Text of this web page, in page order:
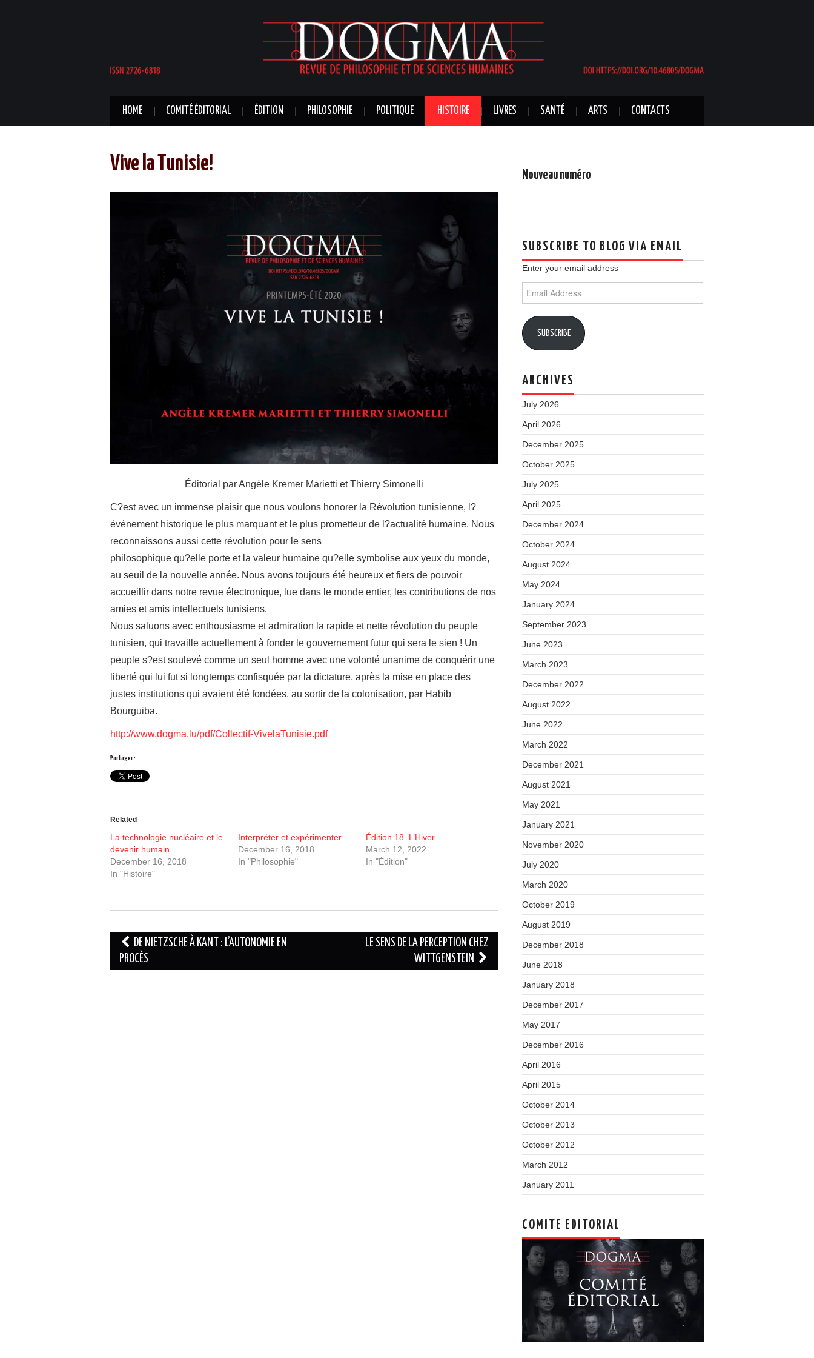
HOME COMITÉ ÉDITORIAL ÉDITION PHILOSOPHIE POLITIQUE HISTOIRE LIVRES SANTÉ ARTS CONTACTS
Vive la Tunisie!
Éditorial par Angèle Kremer Marietti et Thierry Simonelli
C?est avec un immense plaisir que nous voulons honorer la Révolution tunisienne, l?
événement historique le plus marquant et le plus prometteur de l?actualité humaine. Nous
reconnaissons aussi cette révolution pour le sens
philosophique qu?elle porte et la valeur humaine qu?elle symbolise aux yeux du monde,
au seuil de la nouvelle année. Nous avons toujours été heureux et fiers de pouvoir
accueillir dans notre revue électronique, lue dans le monde entier, les contributions de nos
amies et amis intellectuels tunisiens.
Nous saluons avec enthousiasme et admiration la rapide et nette révolution du peuple
tunisien, qui travaille actuellement à fonder le gouvernement futur qui sera le sien ! Un
peuple s?est soulevé comme un seul homme avec une volonté unanime de conquérir une
liberté qui lui fut si longtemps confisquée par la dictature, après la mise en place des
justes institutions qui avaient été fondées, au sortir de la colonisation, par Habib
Bourguiba.
http://www.dogma.lu/pdf/Collectif-VivelaTunisie.pdf
Partager :
Related
La technologie nucléaire et le
devenir humain
December 16, 2018
In "Histoire"
Interpréter et expérimenter
December 16, 2018
In "Philosophie"
Édition 18. L’Hiver
March 12, 2022
In "Édition"
Post
navigation
DE NIETZSCHE À KANT : L’AUTONOMIE EN
PROCÈS
LE SENS DE LA PERCEPTION CHEZ
WITTGENSTEIN
Nouveau numéro
SUBSCRIBE TO BLOG VIA EMAIL
Enter your email address
Address
SUBSCRIBE
ARCHIVES
July 2026
April 2026
December 2025
October 2025
July 2025
April 2025
December 2024
October 2024
August 2024
May 2024
January 2024
September 2023
June 2023
March 2023
December 2022
August 2022
June 2022
March 2022
December 2021
August 2021
May 2021
January 2021
November 2020
July 2020
March 2020
October 2019
August 2019
December 2018
June 2018
January 2018
December 2017
May 2017
December 2016
April 2016
April 2015
October 2014
October 2013
October 2012
March 2012
January 2011
COMITE EDITORIAL